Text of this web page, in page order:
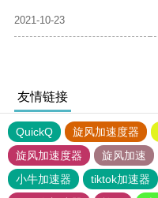
2021-10-23
友情链接
QuickQ 旋风加速度器
旋风加速度器
旋风加速
小牛加速器
tiktok加速器